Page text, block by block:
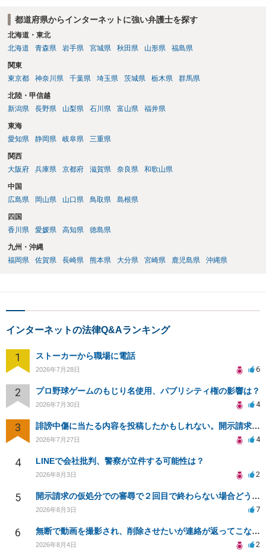
都道府県からインターネットに強い弁護士を探す
北海道・東北
北海道
青森県 岩手県 宮城県 秋田県 山形県 福島県
関東
東京都
神奈川県 千葉県 埼玉県 茨城県 栃木県 群馬県
北陸・甲信越
新潟県
長野県 山梨県 石川県 富山県 福井県
東海
愛知県
静岡県 岐阜県 三重県
関西
大阪府
兵庫県 京都府 滋賀県 奈良県 和歌山県
中国
広島県
岡山県 山口県 鳥取県 島根県
四国
香川県
愛媛県 高知県 徳島県
九州・沖縄
福岡県
佐賀県 長崎県 熊本県 大分県 宮崎県 鹿児島県 沖縄県
インターネットの法律Q&Aランキング
1 ストーカーから職場に電話
2026年7月28日 6
2 プロ野球ゲームのもじり名使用、パブリシティ権の影響は？
2026年7月30日 4
3 誹謗中傷に当たる内容を投稿したかもしれない。開示請求や民事刑事裁判に発展しうるのか教えて欲しい。
2026年7月27日 4
4 LINEで会社批判、警察が立件する可能性は？
2026年8月3日 2
5 開示請求の仮処分での審尋で２回目で終わらない場合どうしたらいいですか
2026年8月3日 7
6 無断で動画を撮影され、削除させたいが連絡が返ってこない。
2026年8月4日 2